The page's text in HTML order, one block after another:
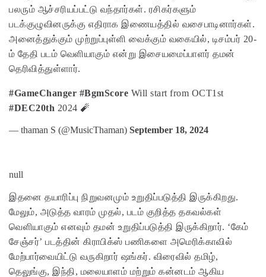
பலரும் ஆச்சரியப்பட்டு வந்தார்கள். ரசிகர்களும்
படக்குழுவினருக்கு எதிராக இணையத்தில் வசைபாடினார்கள்.
அனைத்துக்கும் முற்றுப்புள்ளி வைக்கும் வகையில், டிசம்பர் 20-
ம் தேதி படம் வெளியாகும் என்று இசையமைப்பாளர் தமன்
தெரிவித்துள்ளார்.
#GameChanger #BgmScore Will start from OCT1st
#DEC20th 2024 🧨
— thaman S (@MusicThaman) September 18, 2024
null
இதனை தயாரிப்பு நிறுவனமும் உறுதிப்படுத்தி இருக்கிறது.
மேலும், அடுத்த வாரம் முதல், படம் குறித்த தகவல்கள்
வெளியாகும் எனவும் தமன் உறுதிப்படுத்தி இருக்கிறார். ‘கேம்
சேஞ்சர்’ படத்தின் கிராபிக்ஸ் பணிகளை அமெரிக்காவில்
மேற்பார்வையிட்டு வருகிறார் ஷங்கர். விரைவில் தமிழ்,
தெலுங்கு, இந்தி, மலையாளம் மற்றும் கன்னடம் ஆகிய